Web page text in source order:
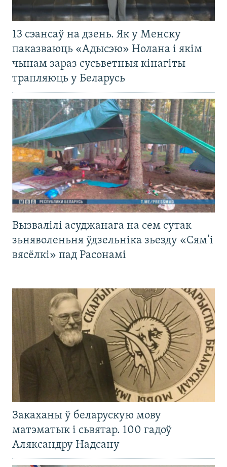
13 сэансаў на дзень. Як у Менску
паказваюць «Адысэю» Нолана і якім
чынам зараз сусьветныя кінагіты
трапляюць у Беларусь
Вызвалілі асуджанага на сем сутак
зьняволеньня ўдзельніка зьезду «Сям’і
вясёлкі» пад Расонамі
Закаханы ў беларускую мову
матэматык і сьвятар. 100 гадоў
Аляксандру Надсану